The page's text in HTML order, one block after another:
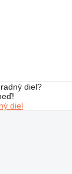
diel?
diel